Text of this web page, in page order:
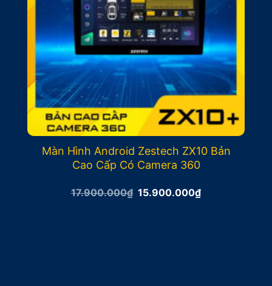
Màn Hình Android Zestech ZX10 Bản
Cao Cấp Có Camera 360
17.900.000₫ Giá
15.900.000₫Giá